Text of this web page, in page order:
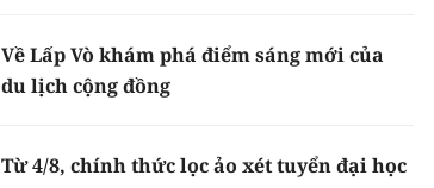
Về Lấp Vò khám phá điểm sáng mới của
du lịch cộng đồng
Từ 4/8, chính thức lọc ảo xét tuyển đại học